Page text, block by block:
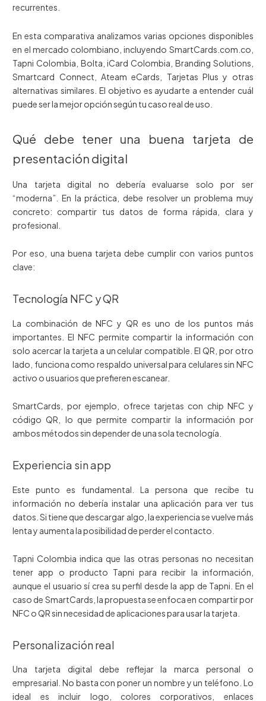
recurrentes.
En esta comparativa analizamos varias opciones disponibles
en el mercado colombiano, incluyendo SmartCards.com.co,
Tapni Colombia, Bolta, iCard Colombia, Branding Solutions,
Smartcard Connect, Ateam eCards, Tarjetas Plus y otras
alternativas similares. El objetivo es ayudarte a entender cuál
puede ser la mejor opción según tu caso real de uso.
Qué debe tener una buena tarjeta de
presentación digital
Una tarjeta digital no debería evaluarse solo por ser
“moderna”. En la práctica, debe resolver un problema muy
concreto: compartir tus datos de forma rápida, clara y
profesional.
Por eso, una buena tarjeta debe cumplir con varios puntos
clave:
Tecnología NFC y QR
La combinación de NFC y QR es uno de los puntos más
importantes. El NFC permite compartir la información con
solo acercar la tarjeta a un celular compatible. El QR, por otro
lado, funciona como respaldo universal para celulares sin NFC
activo o usuarios que prefieren escanear.
SmartCards, por ejemplo, ofrece tarjetas con chip NFC y
código QR, lo que permite compartir la información por
ambos métodos sin depender de una sola tecnología.
Experiencia sin app
Este punto es fundamental. La persona que recibe tu
información no debería instalar una aplicación para ver tus
datos. Si tiene que descargar algo, la experiencia se vuelve más
lenta y aumenta la posibilidad de perder el contacto.
Tapni Colombia indica que las otras personas no necesitan
tener app o producto Tapni para recibir la información,
aunque el usuario sí crea su perfil desde la app de Tapni. En el
caso de SmartCards, la propuesta se enfoca en compartir por
NFC o QR sin necesidad de aplicaciones para usar la tarjeta.
Personalización real
Una tarjeta digital debe reflejar la marca personal o
empresarial. No basta con poner un nombre y un teléfono. Lo
ideal es incluir logo, colores corporativos, enlaces